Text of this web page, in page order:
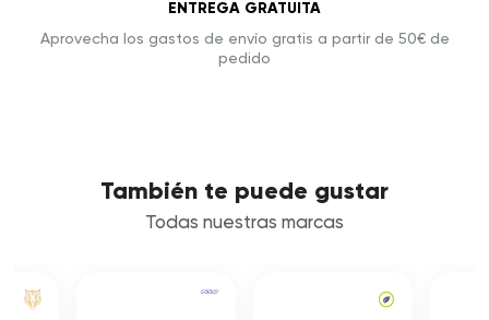
ENTREGA GRATUITA
Aprovecha los gastos de envío gratis a partir de 50€ de
pedido
También te puede gustar
Todas nuestras marcas